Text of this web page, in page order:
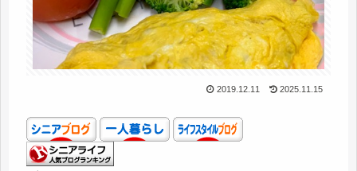
2019.12.11 2025.11.15